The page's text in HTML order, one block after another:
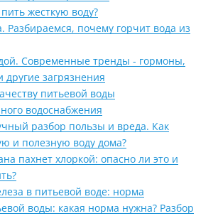
жесткую воду?
Разбираемся, почему горчит вода из
Современные тренды - гормоны,
другие загрязнения
питьевой воды
водоснабжения
разбор пользы и вреда. Как
и полезную воду дома?
пахнет хлоркой: опасно ли это и
в питьевой воде: норма
воды: какая норма нужна? Разбор